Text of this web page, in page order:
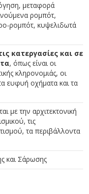
μεταφορά
ρομπότ,
ρομπότ, κυψελιδωτά
κατεργασίες και σε
, όπως είναι οι
κληρονομιάς, οι
ευφυή οχήματα και τα
με την αρχιτεκτονική
τις
τα περιβάλλοντα
και Σάρωσης